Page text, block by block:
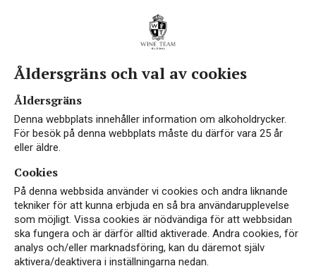
Åldersgräns och val av cookies
Åldersgräns
Denna webbplats innehåller information om alkoholdrycker.
För besök på denna webbplats måste du därför vara 25 år
eller äldre.
Cookies
På denna webbsida använder vi cookies och andra liknande
tekniker för att kunna erbjuda en så bra användarupplevelse
som möjligt. Vissa cookies är nödvändiga för att webbsidan
ska fungera och är därför alltid aktiverade. Andra cookies, för
analys och/eller marknadsföring, kan du däremot själv
aktivera/deaktivera i inställningarna nedan.